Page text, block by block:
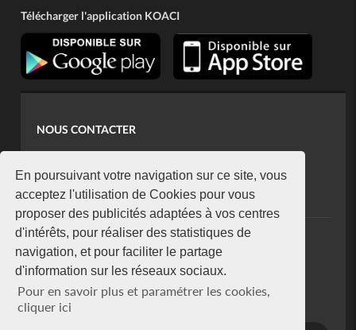
En poursuivant votre navigation sur ce site, vous
acceptez l'utilisation de Cookies pour vous
proposer des publicités adaptées à vos centres
d'intérêts, pour réaliser des statistiques de
navigation, et pour faciliter le partage
d'information sur les réseaux sociaux.
Pour en savoir plus et paramétrer les cookies,
cliquer ici
Télécharger l'application KOACI
NOUS CONTACTER
koaci@yahoo.fr
+225 07 08 85 52 93
NEWSLETTER
Restez connecté via notre newsletter
S'abonner
Se désabonner